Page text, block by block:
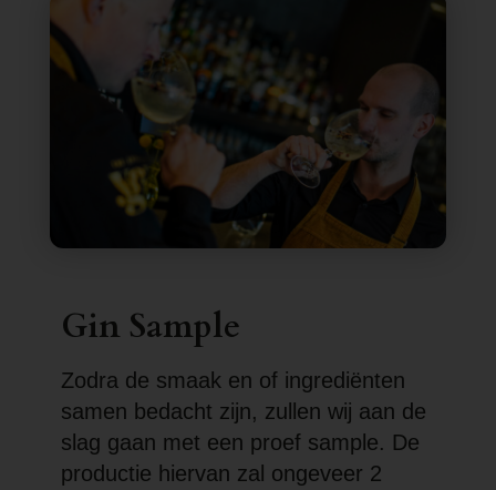
Gin Sample
Zodra de smaak en of ingrediënten
samen bedacht zijn, zullen wij aan de
slag gaan met een proef sample. De
productie hiervan zal ongeveer 2